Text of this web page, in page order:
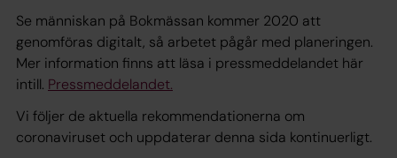
Se människan på Bokmässan kommer 2020 att
genomföras digitalt, så arbetet pågår med planeringen.
Mer information finns att läsa i pressmeddelandet här
intill. Pressmeddelandet.
Vi följer de aktuella rekommendationerna om
coronaviruset och uppdaterar denna sida kontinuerligt.